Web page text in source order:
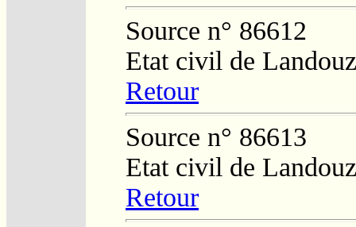
Source n° 86612
Etat civil de
Retour
Source n° 86613
Etat civil de
Retour